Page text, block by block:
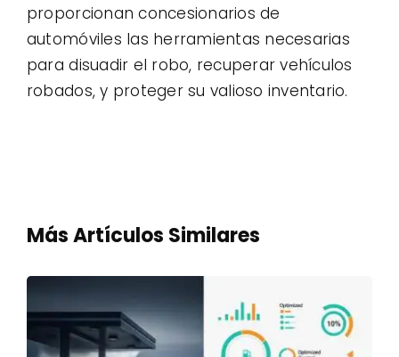
proporcionan concesionarios de
automóviles las herramientas necesarias
para disuadir el robo, recuperar vehículos
robados, y proteger su valioso inventario.
Más Artículos Similares